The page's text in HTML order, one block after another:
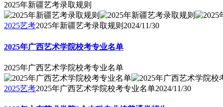
2025年新疆艺考录取规则
2025艺考2025年新疆艺考录取规则 2024/11/30
2025年广西艺术学院校考专业名单
2025年广西艺术学院校考专业名单
2025艺考2025年广西艺术学院校考专业名单2024/11/30